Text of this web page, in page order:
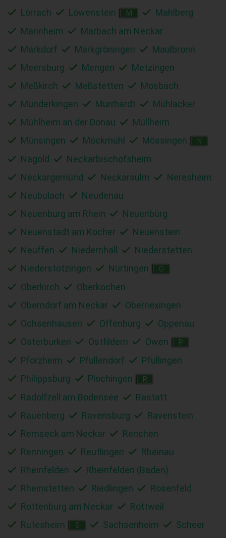
Lörrach
Löwenstein M
Mahlberg
Mannheim
Marbach am Neckar
Markdorf
Markgröningen
Maulbronn
Meersburg
Mengen
Metzingen
Meßkirch
Meßstetten
Mosbach
Munderkingen
Murrhardt
Mühlacker
Mühlheim an der Donau
Müllheim
Münsingen
Möckmühl Mössingen N
Nagold
Neckarbischofsheim
Neckargemünd
Neckarsulm
Neresheim
Neubulach
Neudenau
Neuenburg am Rhein
Neuenbürg
Neuenstadt am Kocher
Neuenstein
Neuffen
Niedernhall
Niederstetten
Niederstotzingen
Nürtingen O
Oberkirch
Oberkochen
Oberndorf am Neckar
Oberriexingen
Ochsenhausen
Offenburg
Oppenau
Osterburken
Ostfildern Owen P
Pforzheim Pfullendorf
Pfullingen
Philippsburg
Plochingen R
Radolfzell am Bodensee
Rastatt
Rauenberg
Ravensburg
Ravenstein
Remseck am Neckar
Renchen
Renningen
Reutlingen
Rheinau
Rheinfelden
Rheinfelden (Baden)
Rheinstetten
Riedlingen
Rosenfeld
Rottenburg am Neckar
Rottweil
Rutesheim
S Sachsenheim
Scheer